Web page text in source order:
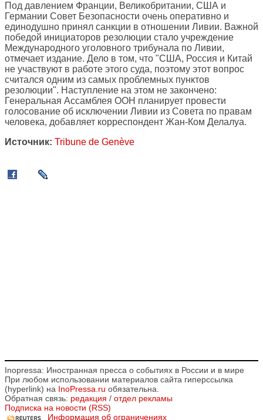
Под давлением Франции, Великобритании, США и
Германии Совет Безопасности очень оперативно и
единодушно принял санкции в отношении Ливии. Важной
победой инициаторов резолюции стало учреждение
Международного уголовного трибунала по Ливии,
отмечает издание. Дело в том, что "США, Россия и Китай
не участвуют в работе этого суда, поэтому этот вопрос
считался одним из самых проблемных пунктов
резолюции". Наступление на этом не закончено:
Генеральная Ассамблея ООН планирует провести
голосование об исключении Ливии из Совета по правам
человека, добавляет корреспондент Жан-Ком Делалуа.
Источник: Tribune de Genève
Inopressa: Иностранная пресса о событиях в России и в мире
При любом использовании материалов сайта гиперссылка
(hyperlink) на InoPressa.ru обязательна.
Обратная связь: редакция / отдел рекламы
Подписка на новости (RSS)
Информация об ограничениях